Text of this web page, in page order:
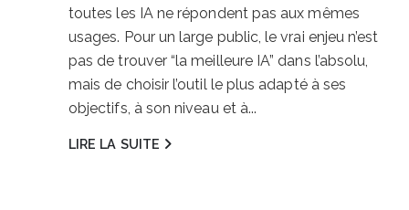
toutes les IA ne répondent pas aux mêmes
usages. Pour un large public, le vrai enjeu n’est
pas de trouver “la meilleure IA” dans l’absolu,
mais de choisir l’outil le plus adapté à ses
objectifs, à son niveau et à...
LIRE LA SUITE